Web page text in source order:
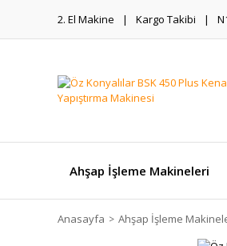
2. El Makine Kargo Takibi
Ahşap İşleme Makineleri
Anasayfa Ahşap İşleme